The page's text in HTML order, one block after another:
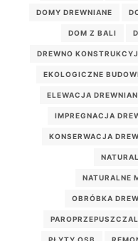
DOMY DREWNIANE
DOM Z BALI
DREWNO
EKOLOGICZNE
ELEWACJA
IMPREGNACJA
KONSERWACJA
NATURALNE
OBRÓBKA